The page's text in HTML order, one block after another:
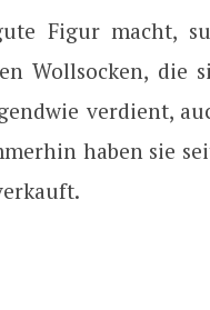
Figur macht,
Wollsocken, die
verdient,
haben sie